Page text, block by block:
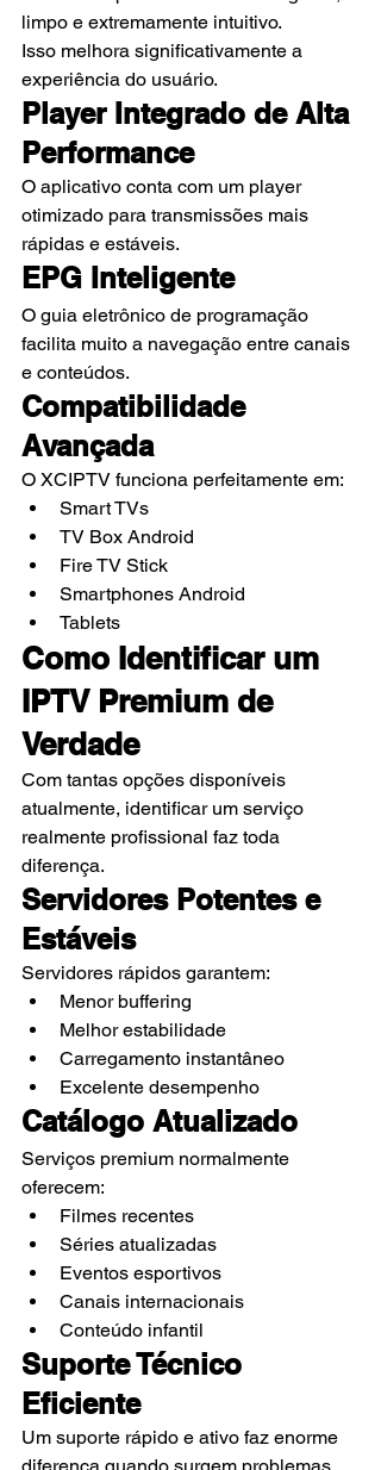
limpo e extremamente intuitivo.
Isso melhora significativamente a
experiência do usuário.
Player Integrado de Alta
Performance
O aplicativo conta com um player
otimizado para transmissões mais
rápidas e estáveis.
EPG Inteligente
O guia eletrônico de programação
facilita muito a navegação entre canais
e conteúdos.
Compatibilidade
Avançada
O XCIPTV funciona perfeitamente em:
Smart TVs
TV Box Android
Fire TV Stick
Smartphones Android
Tablets
Como Identificar um
IPTV Premium de
Verdade
Com tantas opções disponíveis
atualmente, identificar um serviço
realmente profissional faz toda
diferença.
Servidores Potentes e
Estáveis
Servidores rápidos garantem:
Menor buffering
Melhor estabilidade
Carregamento instantâneo
Excelente desempenho
Catálogo Atualizado
Serviços premium normalmente
oferecem:
Filmes recentes
Séries atualizadas
Eventos esportivos
Canais internacionais
Conteúdo infantil
Suporte Técnico
Eficiente
Um suporte rápido e ativo faz enorme